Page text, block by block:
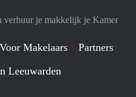
verhuur je makkelijk je Kamer
Voor Makelaars
Partners
Leeuwarden